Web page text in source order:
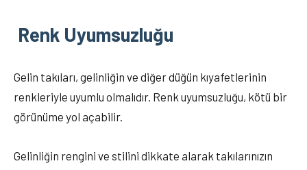
Renk Uyumsuzluğu
Gelin takıları, gelinliğin ve diğer düğün kıyafetlerinin
renkleriyle uyumlu olmalıdır. Renk uyumsuzluğu, kötü bir
görünüme yol açabilir.
Gelinliğin rengini ve stilini dikkate alarak takılarınızın